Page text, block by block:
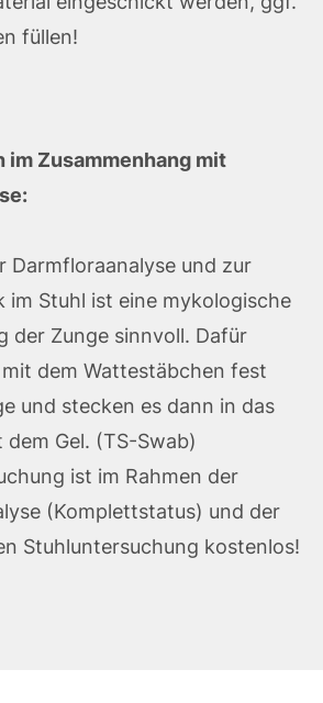
füllen!
im Zusammenhang mit
Darmfloraanalyse und zur
im Stuhl ist eine mykologische
der Zunge sinnvoll. Dafür
dem Wattestäbchen fest
und stecken es dann in das
Gel. (TS-Swab)
ist im Rahmen der
(Komplettstatus) und der
Stuhluntersuchung kostenlos!